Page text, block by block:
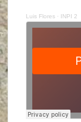
Luis Flores · INPI 2